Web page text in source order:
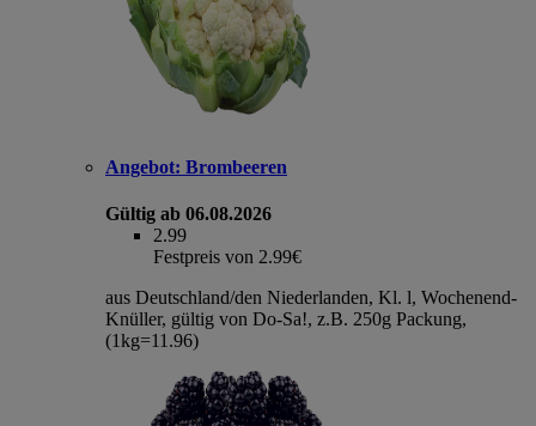
Angebot: Brombeeren
Gültig ab 06.08.2026
2.99
Festpreis von 2.99€
aus Deutschland/den Niederlanden, Kl. l, Wochenend-
Knüller, gültig von Do-Sa!, z.B. 250g Packung,
(1kg=11.96)